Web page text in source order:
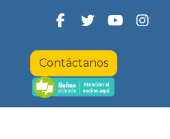
Contáctanos